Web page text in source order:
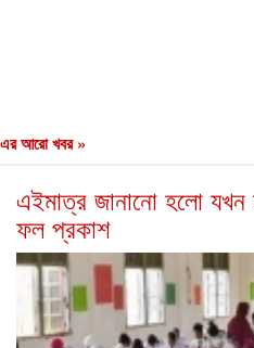
এর আরো খবর »
এইমাত্র জানানো হলো যখন
ফল প্রকাশ